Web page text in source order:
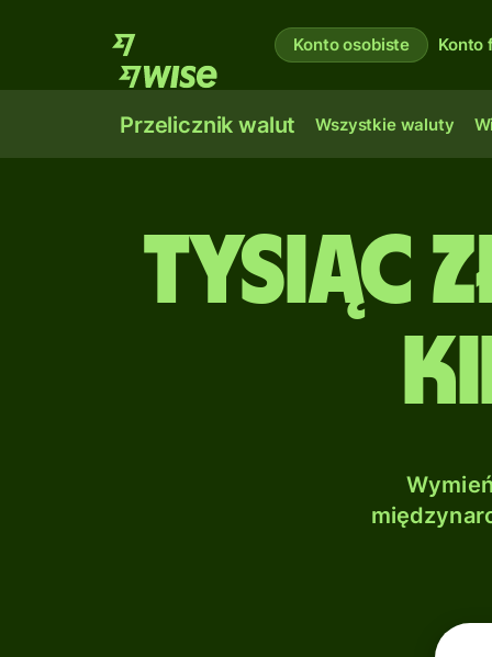
Konto osobiste Konto
Przelicznik walut Wszystkie waluty
tysiąc